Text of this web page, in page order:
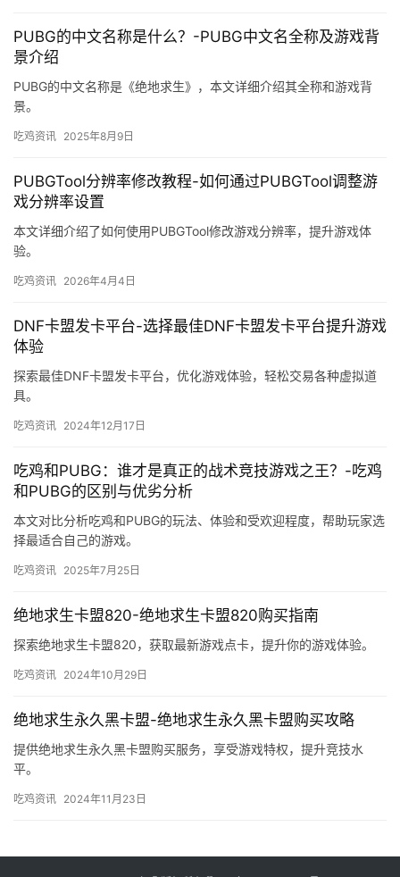
PUBG的中文名称是什么？-PUBG中文名全称及游戏背
景介绍
PUBG的中文名称是《绝地求生》，本文详细介绍其全称和游戏背
景。
吃鸡资讯 2025年8月9日
PUBGTool分辨率修改教程-如何通过PUBGTool调整游
戏分辨率设置
本文详细介绍了如何使用PUBGTool修改游戏分辨率，提升游戏体
验。
吃鸡资讯 2026年4月4日
DNF卡盟发卡平台-选择最佳DNF卡盟发卡平台提升游戏
体验
探索最佳DNF卡盟发卡平台，优化游戏体验，轻松交易各种虚拟道
具。
吃鸡资讯 2024年12月17日
吃鸡和PUBG：谁才是真正的战术竞技游戏之王？-吃鸡
和PUBG的区别与优劣分析
本文对比分析吃鸡和PUBG的玩法、体验和受欢迎程度，帮助玩家选
择最适合自己的游戏。
吃鸡资讯 2025年7月25日
绝地求生卡盟820-绝地求生卡盟820购买指南
探索绝地求生卡盟820，获取最新游戏点卡，提升你的游戏体验。
吃鸡资讯 2024年10月29日
绝地求生永久黑卡盟-绝地求生永久黑卡盟购买攻略
提供绝地求生永久黑卡盟购买服务，享受游戏特权，提升竞技水
平。
吃鸡资讯 2024年11月23日